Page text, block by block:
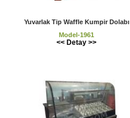
Yuvarlak Tip Waffle Kumpir Dolabı
Model-1961
<< Detay >>